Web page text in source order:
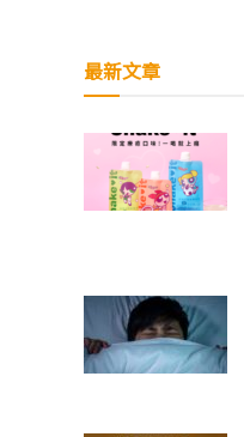
最新文章